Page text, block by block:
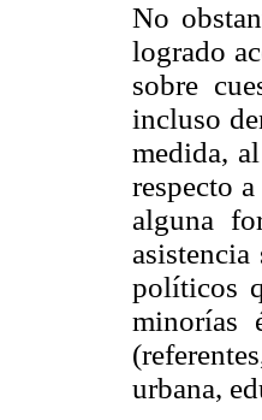
No
logrado
sobre
incluso
medida,
respecto
alguna
políticos
minorías
urbana,